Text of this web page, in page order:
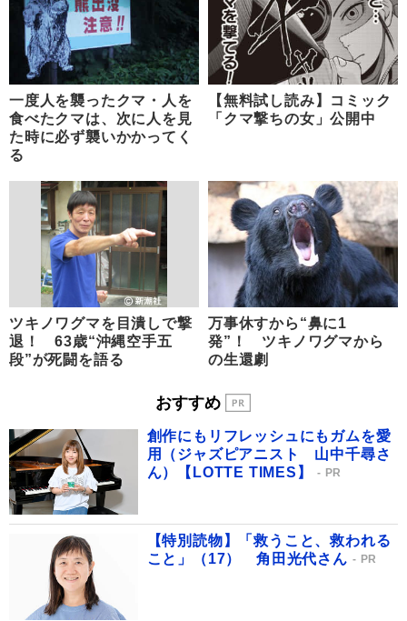
一度人を襲ったクマ・人を
食べたクマは、次に人を見
た時に必ず襲いかかってく
る
【無料試し読み】コミック
「クマ撃ちの女」公開中
ツキノワグマを目潰しで撃
退！ 63歳“沖縄空手五
段”が死闘を語る
万事休すから“鼻に1
発”！ ツキノワグマから
の生還劇
おすすめ
創作にもリフレッシュにもガムを愛
用（ジャズピアニスト 山中千尋さ
ん）【LOTTE TIMES】
PR
【特別読物】「救うこと、救われる
こと」（17） 角田光代さん
PR